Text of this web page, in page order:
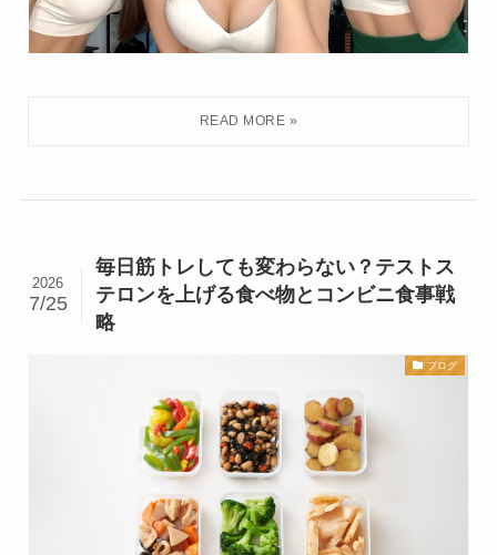
毎日筋トレしても変わらない？テストス
テロンを上げる食べ物とコンビニ食事戦
略
2026
7/25
ブログ